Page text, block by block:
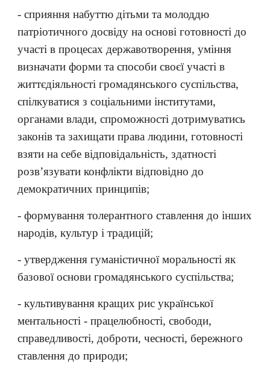
- сприяння набуттю дітьми та молоддю
патріотичного досвіду на основі готовності до
участі в процесах державотворення, уміння
визначати форми та способи своєї участі в
життєдіяльності громадянського суспільства,
спілкуватися з соціальними інститутами,
органами влади, спроможності дотримуватись
законів та захищати права людини, готовності
взяти на себе відповідальність, здатності
розв’язувати конфлікти відповідно до
демократичних принципів;
- формування толерантного ставлення до інших
народів, культур і традицій;
- утвердження гуманістичної моральності як
базової основи громадянського суспільства;
- культивування кращих рис української
ментальності - працелюбності, свободи,
справедливості, доброти, чесності, бережного
ставлення до природи;